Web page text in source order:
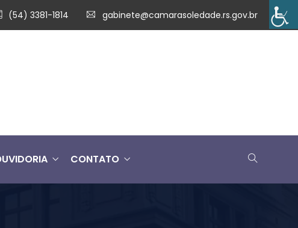
(54) 3381-1814 gabinete@camarasoledade.rs.gov.br
CONTATO